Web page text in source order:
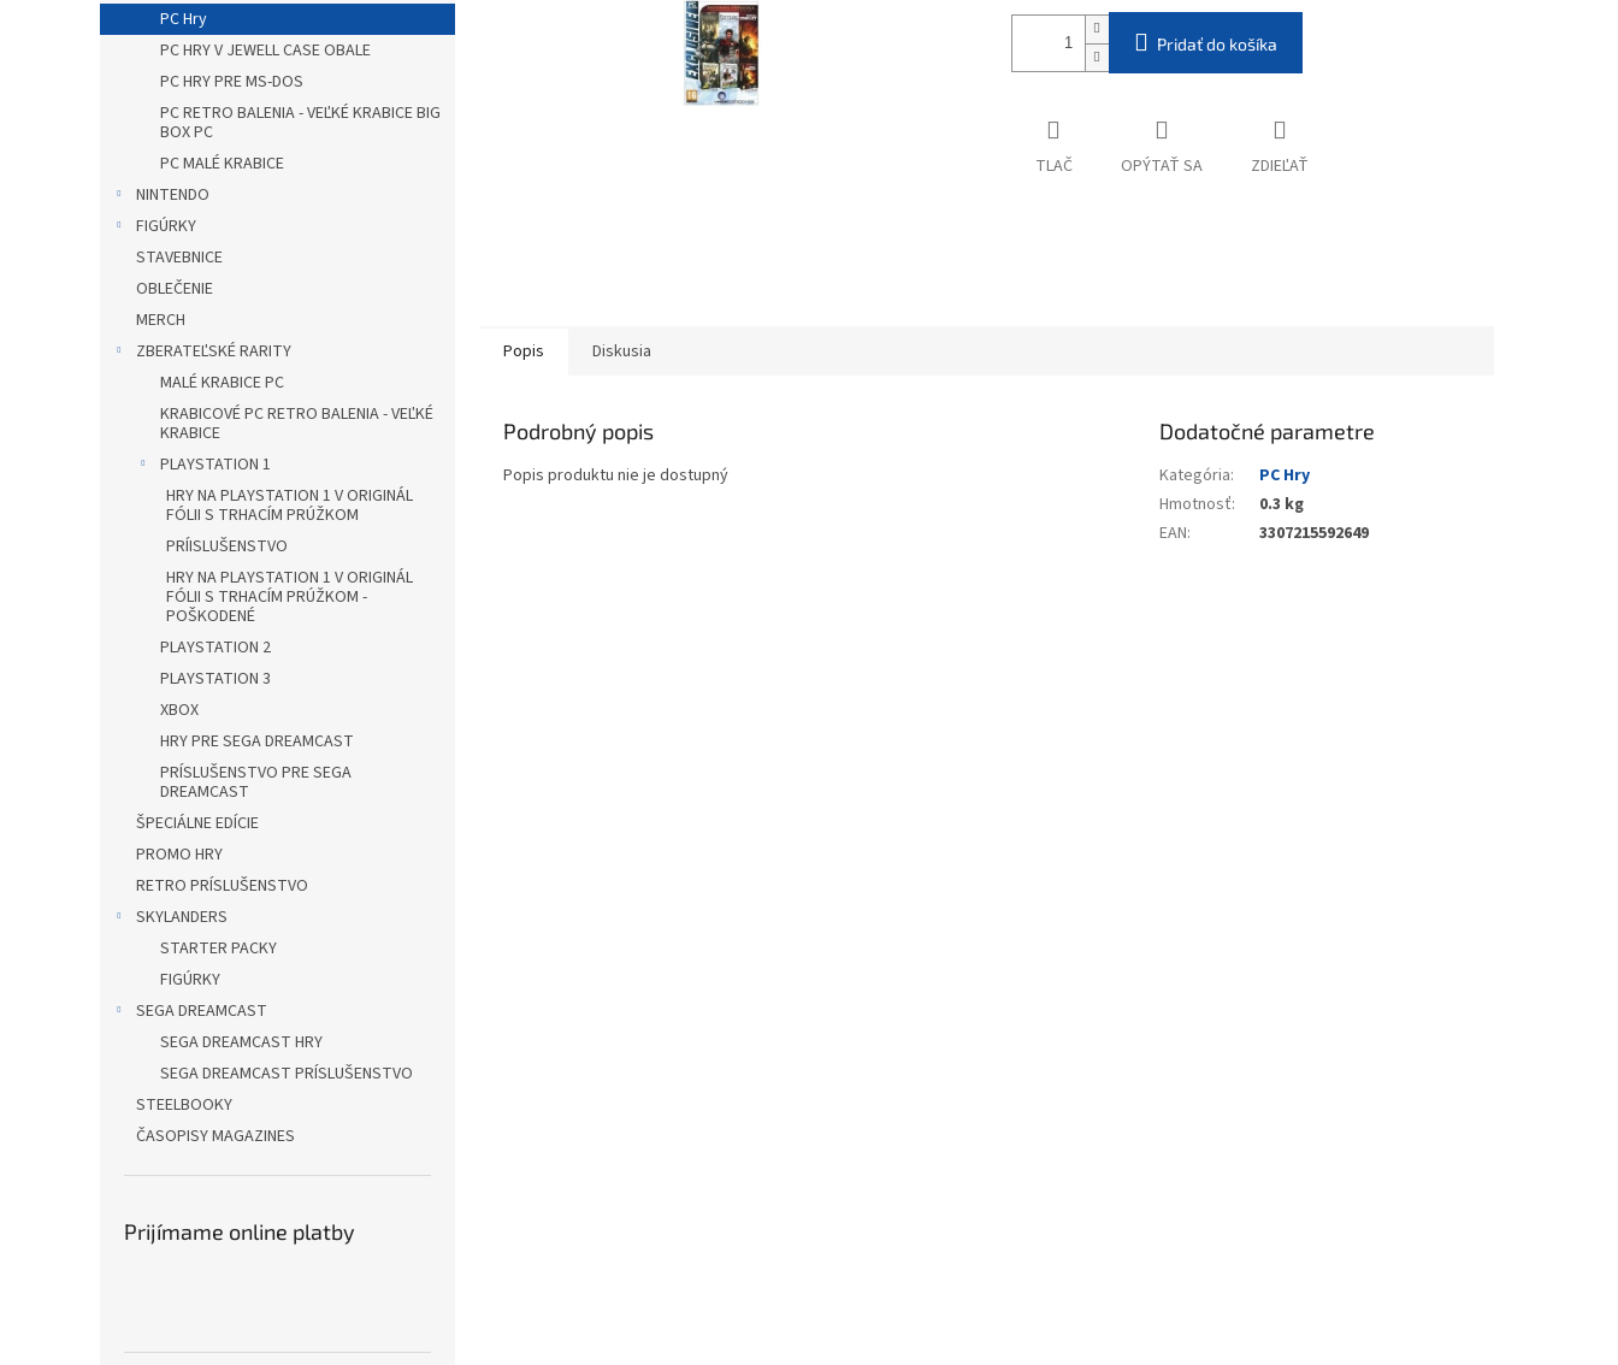
PC Hry
PC HRY V JEWELL CASE OBALE
PC HRY PRE MS-DOS
PC RETRO BALENIA - VEĽKÉ KRABICE BIG
BOX PC
PC MALÉ KRABICE
NINTENDO
FIGÚRKY
STAVEBNICE
OBLEČENIE
MERCH
ZBERATEĽSKÉ RARITY
MALÉ KRABICE PC
KRABICOVÉ PC RETRO BALENIA - VEĽKÉ
KRABICE
PLAYSTATION 1
HRY NA PLAYSTATION 1 V ORIGINÁL
FÓLII S TRHACÍM PRÚŽKOM
PRÍISLUŠENSTVO
HRY NA PLAYSTATION 1 V ORIGINÁL
FÓLII S TRHACÍM PRÚŽKOM -
POŠKODENÉ
PLAYSTATION 2
PLAYSTATION 3
XBOX
HRY PRE SEGA DREAMCAST
PRÍSLUŠENSTVO PRE SEGA
DREAMCAST
ŠPECIÁLNE EDÍCIE
PROMO HRY
RETRO PRÍSLUŠENSTVO
SKYLANDERS
STARTER PACKY
FIGÚRKY
SEGA DREAMCAST
SEGA DREAMCAST HRY
SEGA DREAMCAST PRÍSLUŠENSTVO
STEELBOOKY
ČASOPISY MAGAZINES
Prijímame online platby
Pridať do košíka
TLAČ OPÝTAŤ SA ZDIEĽAŤ
Popis Diskusia
Podrobný popis
Popis produktu nie je dostupný
Dodatočné parametre
Kategória:
PC Hry
Hmotnosť:
0.3 kg
EAN: 3307215592649